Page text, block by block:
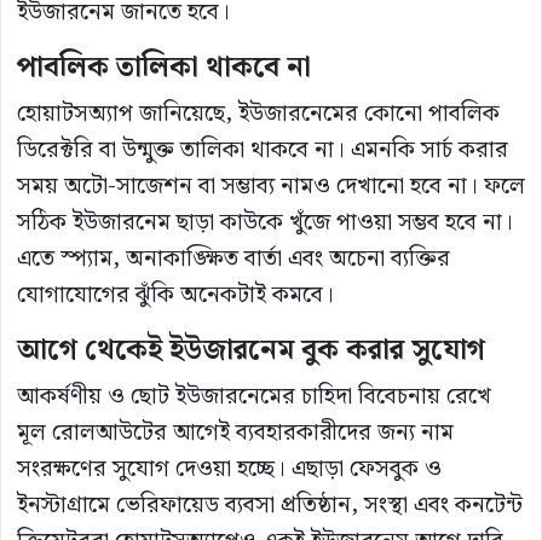
ইউজারনেম জানতে হবে।
পাবলিক তালিকা থাকবে না
হোয়াটসঅ্যাপ জানিয়েছে, ইউজারনেমের কোনো পাবলিক
ডিরেক্টরি বা উন্মুক্ত তালিকা থাকবে না। এমনকি সার্চ করার
সময় অটো-সাজেশন বা সম্ভাব্য নামও দেখানো হবে না। ফলে
সঠিক ইউজারনেম ছাড়া কাউকে খুঁজে পাওয়া সম্ভব হবে না।
এতে স্প্যাম, অনাকাঙ্ক্ষিত বার্তা এবং অচেনা ব্যক্তির
যোগাযোগের ঝুঁকি অনেকটাই কমবে।
আগে থেকেই ইউজারনেম বুক করার সুযোগ
আকর্ষণীয় ও ছোট ইউজারনেমের চাহিদা বিবেচনায় রেখে
মূল রোলআউটের আগেই ব্যবহারকারীদের জন্য নাম
সংরক্ষণের সুযোগ দেওয়া হচ্ছে। এছাড়া ফেসবুক ও
ইনস্টাগ্রামে ভেরিফায়েড ব্যবসা প্রতিষ্ঠান, সংস্থা এবং কনটেন্ট